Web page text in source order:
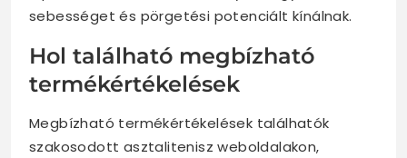
sebességet és pörgetési potenciált kínálnak.
Hol található megbízható
termékértékelések
Megbízható termékértékelések találhatók
szakosodott asztalitenisz weboldalakon,